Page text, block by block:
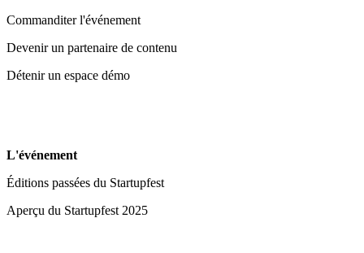
Commanditer l'événement
Devenir un partenaire de contenu
Détenir un espace démo
L'événement
Éditions passées du Startupfest
Aperçu du Startupfest 2025